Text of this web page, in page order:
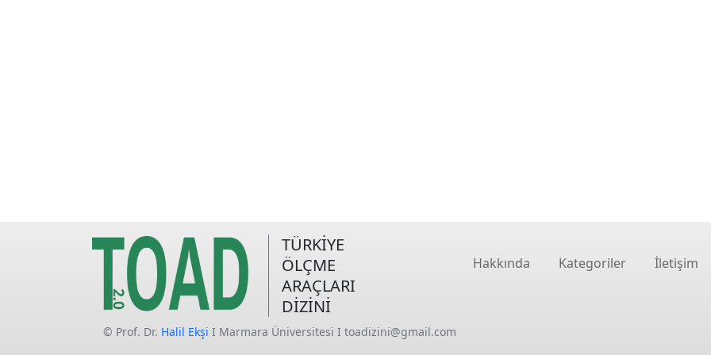
TÜRKİYE
ÖLÇME
ARAÇLARI
DİZİNİ
Hakkında Kategoriler İletişim
© Prof. Dr. Halil Ekşi I Marmara Üniversitesi I toadizini@gmail.com